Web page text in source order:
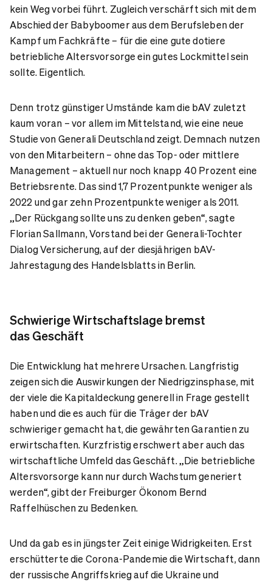
kein Weg vorbei führt. Zugleich verschärft sich mit dem
Abschied der Babyboomer aus dem Berufsleben der
Kampf um Fachkräfte – für die eine gute dotiere
betriebliche Altersvorsorge ein gutes Lockmittel sein
sollte. Eigentlich.
Denn trotz günstiger Umstände kam die bAV zuletzt
kaum voran – vor allem im Mittelstand, wie eine neue
Studie von Generali Deutschland zeigt. Demnach nutzen
von den Mitarbeitern – ohne das Top- oder mittlere
Management – aktuell nur noch knapp 40 Prozent eine
Betriebsrente. Das sind 1,7 Prozentpunkte weniger als
2022 und gar zehn Prozentpunkte weniger als 2011.
„Der Rückgang sollte uns zu denken geben“, sagte
Florian Sallmann, Vorstand bei der Generali-Tochter
Dialog Versicherung, auf der diesjährigen bAV-
Jahrestagung des Handelsblatts in Berlin.
Schwierige Wirtschaftslage bremst
das Geschäft
Die Entwicklung hat mehrere Ursachen. Langfristig
zeigen sich die Auswirkungen der Niedrigzinsphase, mit
der viele die Kapitaldeckung generell in Frage gestellt
haben und die es auch für die Träger der bAV
schwieriger gemacht hat, die gewährten Garantien zu
erwirtschaften. Kurzfristig erschwert aber auch das
wirtschaftliche Umfeld das Geschäft. „Die betriebliche
Altersvorsorge kann nur durch Wachstum generiert
werden“, gibt der Freiburger Ökonom Bernd
Raffelhüschen zu Bedenken.
Und da gab es in jüngster Zeit einige Widrigkeiten. Erst
erschütterte die Corona-Pandemie die Wirtschaft, dann
der russische Angriffskrieg auf die Ukraine und